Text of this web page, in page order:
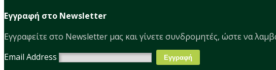
Εγγραφή στο Newsletter
Εγγραφείτε στο Νewsletter μας και γίνετε συνδρομητές, ώστε να
Email Address